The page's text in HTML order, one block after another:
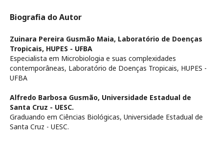
Biografia do Autor
Zuinara Pereira Gusmão Maia, Laboratório de Doenças
Tropicais, HUPES - UFBA
Especialista em Microbiologia e suas complexidades
contemporâneas, Laboratório de Doenças Tropicais, HUPES -
UFBA
Alfredo Barbosa Gusmão, Universidade Estadual de
Santa Cruz - UESC.
Graduando em Ciências Biológicas, Universidade Estadual de
Santa Cruz - UESC.